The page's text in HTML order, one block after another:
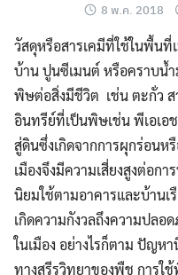
8 พ.ค. 2018
วัสดุหรือสารเคมีที่ใช้ในพื้นที่
บ้าน ปูนซีเมนต์ หรือคราบน้
พิษต่อสิ่งมีชีวิต เช่น ตะกั่ว
อินทรีย์ที่เป็นพิษเช่น พีเอเอ
สู่ดินซึ่งเกิดจากการผุกร่อน
เมืองจึงมีความเสี่ยงสูงต่อก
นิยมใช้ตามอาคารและบ้าน
เกิดความกังวลถึงความปล
ในเมือง อย่างไรก็ตาม ปัญห
ทางสรีรวิทยาของพืช การใ